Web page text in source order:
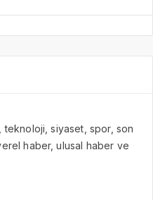
teknoloji, siyaset, spor, son
haber, ulusal haber ve